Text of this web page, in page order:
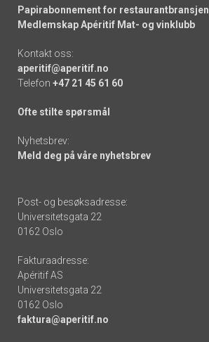
Papirabonnement for restaurantbransjen
Medlemskap Apéritif Mat- og vinklubb
Kontakt oss:
aperitif@aperitif.no
Telefon +47 21 45 61 60
Ofte stilte spørsmål
Nyhetsbrev:
Meld deg på våre nyhetsbrev
Post- og besøksadresse:
Universitetsgata 22
0162 Oslo
Fakturaadresse:
Apéritif AS
Universitetsgata 22
0162 Oslo
faktura@aperitif.no